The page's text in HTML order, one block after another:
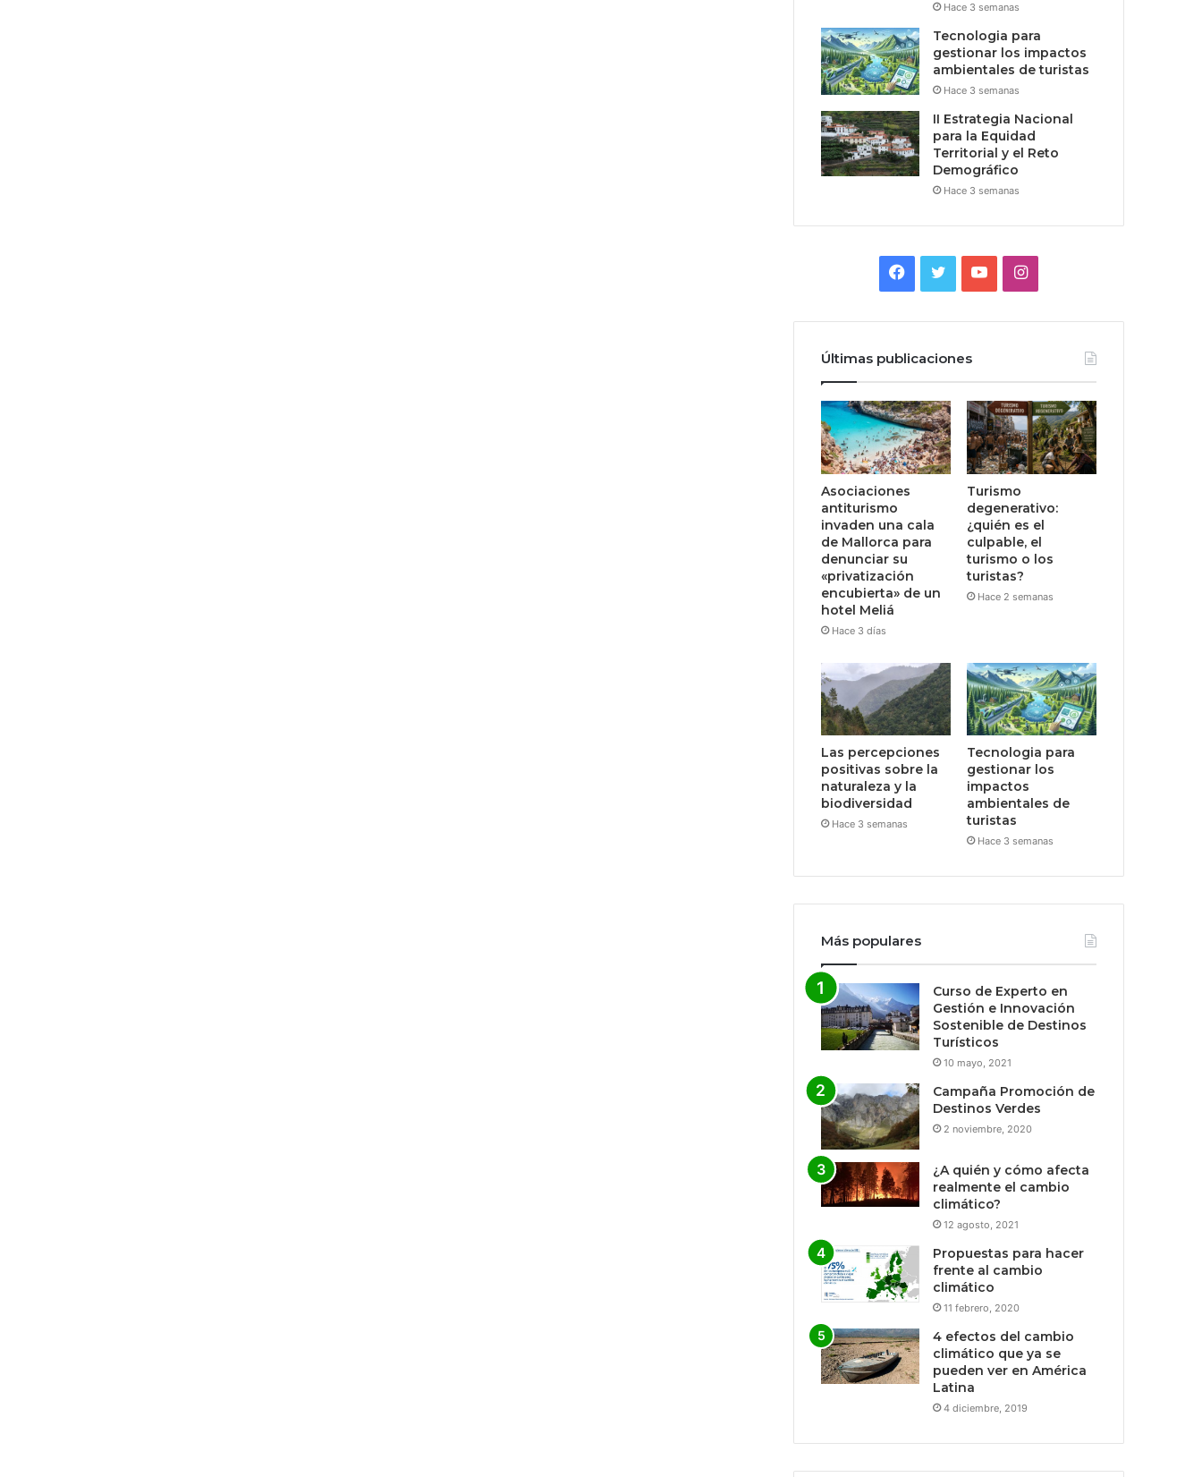
Hace 3 semanas
Tecnologia para
gestionar los impactos
ambientales de turistas
Hace 3 semanas
II Estrategia Nacional
para la Equidad
Territorial y el Reto
Demográfico
Hace 3 semanas
Facebook
TwitterYouTubeInstagram
Últimas publicaciones
Asociaciones
antiturismo
invaden una cala
de Mallorca para
denunciar su
«privatización
encubierta» de un
hotel Meliá
Hace 3 días
Turismo
degenerativo:
¿quién es el
culpable, el
turismo o los
turistas?
Hace 2 semanas
Las percepciones
positivas sobre la
naturaleza y la
biodiversidad
Hace 3 semanas
Tecnologia para
gestionar los
impactos
ambientales de
turistas
Hace 3 semanas
Más populares
Curso de Experto en
Gestión e Innovación
Sostenible de Destinos
Turísticos
10 mayo, 2021
Campaña Promoción de
Destinos Verdes
2 noviembre, 2020
¿A quién y cómo afecta
realmente el cambio
climático?
12 agosto, 2021
Propuestas para hacer
frente al cambio
climático
11 febrero, 2020
4 efectos del cambio
climático que ya se
pueden ver en América
Latina
4 diciembre, 2019